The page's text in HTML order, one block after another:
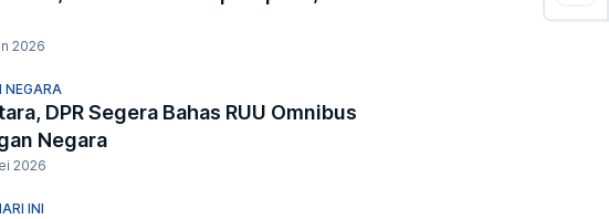
2026
NEGARA
DPR Segera Bahas RUU Omnibus
Negara
2026
INI